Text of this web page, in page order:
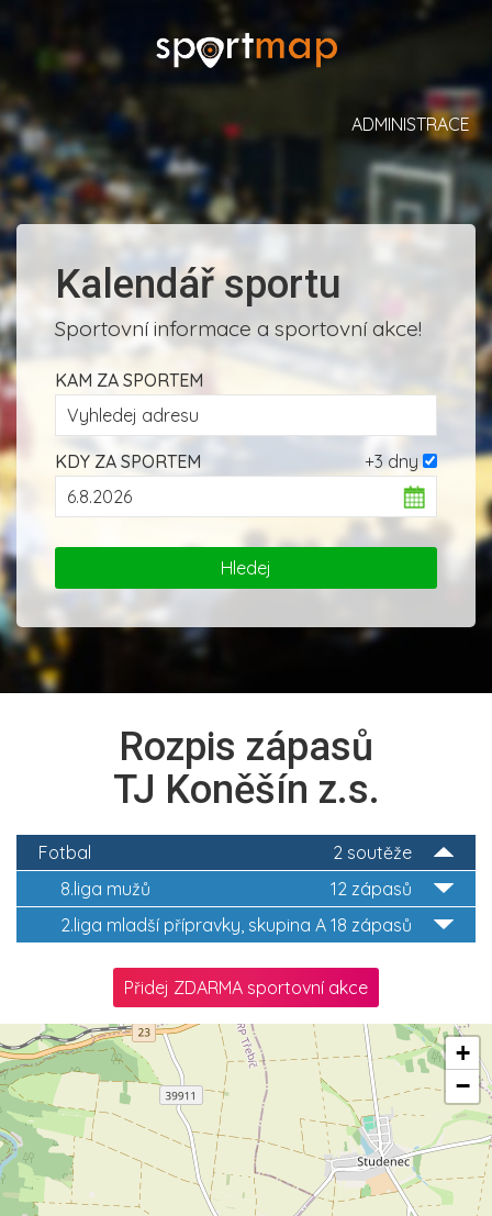
ADMINISTRACE
Kalendář sportu
Sportovní informace a sportovní akce!
KAM ZA SPORTEM
+3 dny
KDY ZA SPORTEM
Rozpis zápasů
TJ Koněšín z.s.
2 soutěže
Fotbal
12 zápasů
8.liga mužů
18 zápasů
2.liga mladší přípravky, skupina A
Přidej ZDARMA sportovní akce
+
−